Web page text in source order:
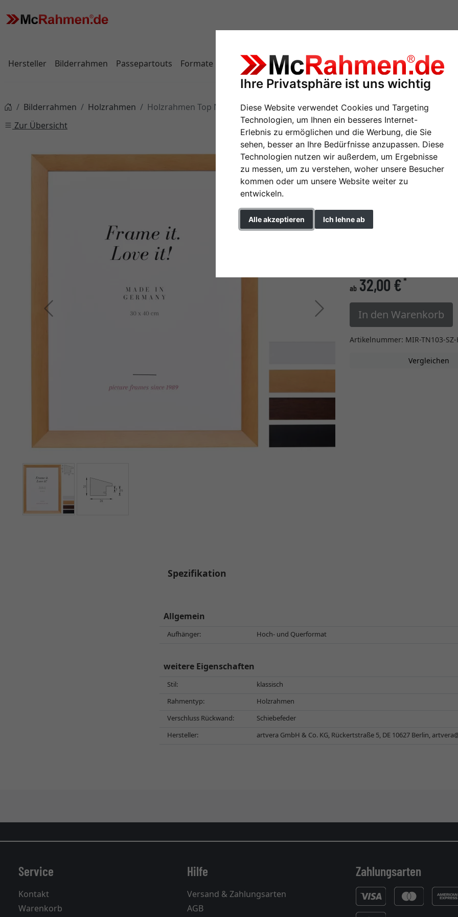
Ihre Privatsphäre ist uns wichtig
Diese Website verwendet Cookies und Targeting
Technologien, um Ihnen ein besseres Internet-
Erlebnis zu ermöglichen und die Werbung, die Sie
sehen, besser an Ihre Bedürfnisse anzupassen. Diese
Technologien nutzen wir außerdem, um Ergebnisse
zu messen, um zu verstehen, woher unsere Besucher
kommen oder um unsere Website weiter zu
entwickeln.
Alle akzeptieren Ich lehne ab
Hersteller Bilderrahmen Passepartouts Formate
Bilderrahmen Holzrahmen
Holzrahmen Top N Sonderzuschnitt
Zur Übersicht
Zurück Weiter
Holzrahmen Top N
Glasart
» zur Maßanfertigung
ab 32,00 €*
In den Warenkorb
Artikelnummer: MIR-TN103-SZ-
Vergleichen
Spezifikation
Allgemein
Aufhänger: Hoch- und Querformat
weitere Eigenschaften
Stil:
klassisch
Rahmentyp:
Holzrahmen
Verschluss Rückwand:
Schiebefeder
Hersteller:
artvera GmbH & Co. KG, Rückertstraße 5, DE 10627 Berlin,
Service
Kontakt
Warenkorb
Hilfe
Versand & Zahlungsarten
AGB
Zahlungsarten